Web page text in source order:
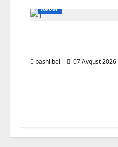
Xəbər
bashlibel 07 Avqust 2026